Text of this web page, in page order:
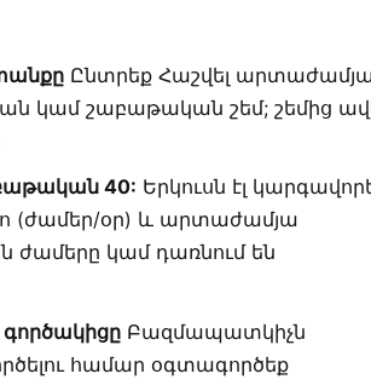
Ընտրեք Հաշվել
կամ շաբաթական շեմ; շեմից
40: Երկուսն էլ
(ժամեր/օր) և արտաժամյա
կամ դառնում են
Բազմապատկիչն
համար օգտագործեք